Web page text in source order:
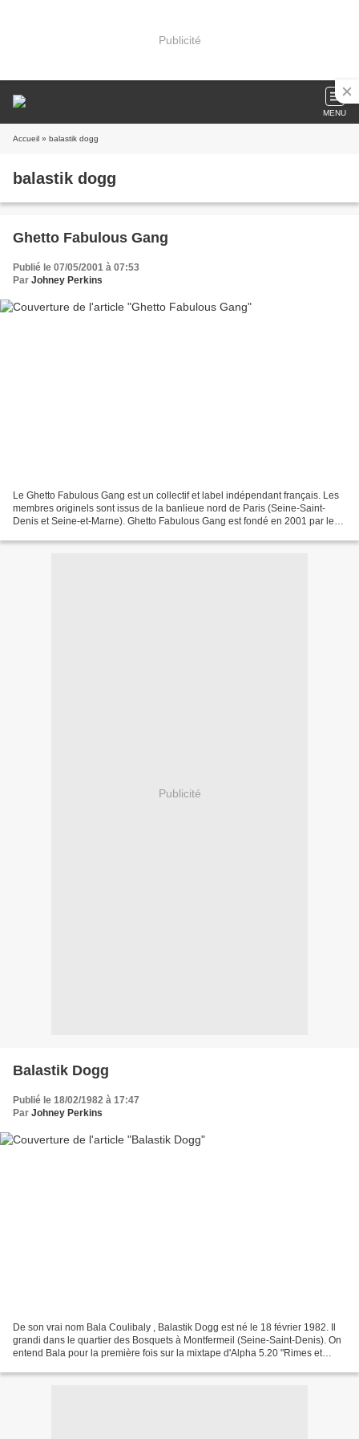
Publicité
MENU
Accueil » balastik dogg
balastik dogg
Ghetto Fabulous Gang
Publié le 07/05/2001 à 07:53
Par Johney Perkins
Le Ghetto Fabulous Gang est un collectif et label indépendant français. Les
membres originels sont issus de la banlieue nord de Paris (Seine-Saint-
Denis et Seine-et-Marne). Ghetto Fabulous Gang est fondé en 2001 par le
Publicité
Balastik Dogg
Publié le 18/02/1982 à 17:47
Par Johney Perkins
De son vrai nom Bala Coulibaly , Balastik Dogg est né le 18 février 1982. Il
grandi dans le quartier des Bosquets à Montfermeil (Seine-Saint-Denis). On
entend Bala pour la première fois sur la mixtape d'Alpha 5.20 "Rimes et